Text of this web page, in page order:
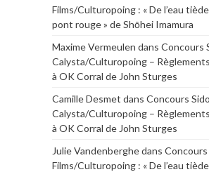
Films/Culturopoing : « De l’eau
pont rouge » de Shōhei Imamura
Maxime Vermeulen dans Concours
Calysta/Culturopoing –
à OK Corral de John Sturges
Camille Desmet dans Concours
Calysta/Culturopoing –
à OK Corral de John Sturges
Julie Vandenberghedans
Films/Culturopoing : « De l’eau